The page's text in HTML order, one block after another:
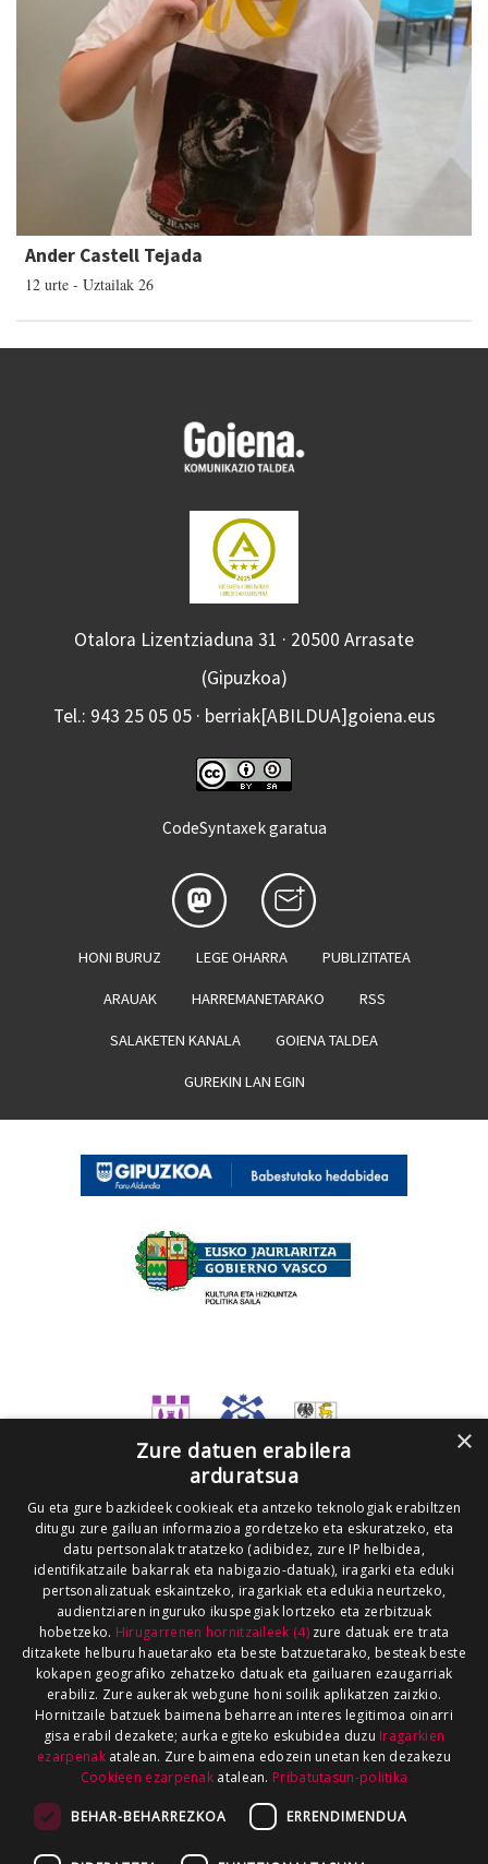
Ander Castell Tejada
12 urte - Uztailak 26
Otalora Lizentziaduna 31 · 20500 Arrasate
(Gipuzkoa)
Tel.: 943 25 05 05 · berriak[ABILDUA]goiena.eus
CodeSyntaxek garatua
HONI BURUZ LEGE OHARRA PUBLIZITATEA
ARAUAK HARREMANETARAKO RSS
SALAKETEN KANALA GOIENA TALDEA
GUREKIN LAN EGIN
×
Zure datuen erabilera
arduratsua
Gu eta gure bazkideek cookieak eta antzeko teknologiak erabiltzen
ditugu zure gailuan informazioa gordetzeko eta eskuratzeko, eta
datu pertsonalak tratatzeko (adibidez, zure IP helbidea,
identifikatzaile bakarrak eta nabigazio-datuak), iragarki eta eduki
pertsonalizatuak eskaintzeko, iragarkiak eta edukia neurtzeko,
audientziaren inguruko ikuspegiak lortzeko eta zerbitzuak
hobetzeko. Hirugarrenen hornitzaileek (4)zure datuak ere trata
ditzakete helburu hauetarako eta beste batzuetarako, besteak beste
kokapen geografiko zehatzeko datuak eta gailuaren ezaugarriak
erabiliz. Zure aukerak webgune honi soilik aplikatzen zaizkio.
Hornitzaile batzuek baimena beharrean interes legitimoa oinarri
gisa erabil dezakete; aurka egiteko eskubidea duzu Iragarkien
ezarpenakatalean. Zure baimena edozein unetan ken dezakezu
Cookieen ezarpenak atalean. Pribatutasun-politika
BEHAR-BEHARREZKOA ERRENDIMENDUA